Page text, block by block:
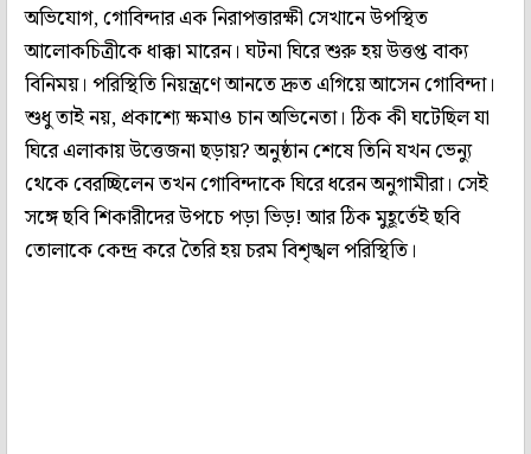
অভিযোগ, গোবিন্দার এক নিরাপত্তারক্ষী সেখানে উপস্থিত
আলোকচিত্রীকে ধাক্কা মারেন। ঘটনা ঘিরে শুরু হয় উত্তপ্ত বাক্য
বিনিময়। পরিস্থিতি নিয়ন্ত্রণে আনতে দ্রুত এগিয়ে আসেন গোবিন্দা।
শুধু তাই নয়, প্রকাশ্যে ক্ষমাও চান অভিনেতা। ঠিক কী ঘটেছিল যা
ঘিরে এলাকায় উত্তেজনা ছড়ায়? অনুষ্ঠান শেষে তিনি যখন ভেন্যু
থেকে বেরচ্ছিলেন তখন গোবিন্দাকে ঘিরে ধরেন অনুগামীরা। সেই
সঙ্গে ছবি শিকারীদের উপচে পড়া ভিড়! আর ঠিক মুহূর্তেই ছবি
তোলাকে কেন্দ্র করে তৈরি হয় চরম বিশৃঙ্খল পরিস্থিতি।